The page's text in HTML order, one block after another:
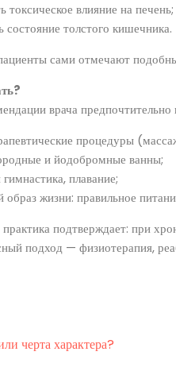
токсическое влияние на печень;
состояние толстого кишечника.
сами отмечают
врача
процедуры
и йодобромные ванны;
плавание;
образ жизни: правильное
подтверждает: при
подход — физиотерапия,
черта характера?